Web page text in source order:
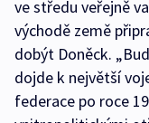
ve středu veřejně
východě země
dobýt Doněck.
dojde k největší
federace po roce